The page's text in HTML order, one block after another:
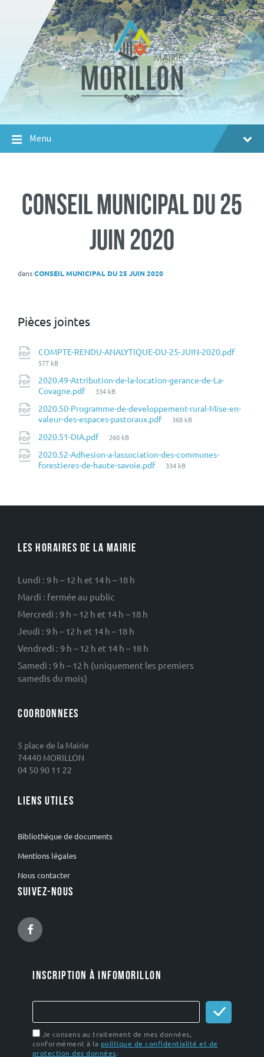
navigation
principale
Menu
Conseil Municipal du 25
juin 2020
dansCONSEIL MUNICIPAL DU 25 JUIN 2020
Pièces jointes
COMPTE-RENDU-ANALYTIQUE-DU-25-JUIN-2020.pdf
577 kB
2020.49-Attribution-de-la-location-gerance-de-La-
Covagne.pdf
Taille
fichier:
334 kB
2020.50-Programme-de-developpement-rural-Mise-en-
valeur-des-espaces-pastoraux.pdf
Taille
368 kB
2020.51-DIA.pdf
Taille
fichier:
260 kB
2020.52-Adhesion-a-lassociation-des-communes-
forestieres-de-haute-savoie.pdf
Taille
334 kB
LES HORAIRES DE LA MAIRIE
Lundi : 9 h – 12 h et 14 h – 18 h
Mardi : fermée au public
Mercredi : 9 h – 12 h et 14 h – 18 h
Jeudi : 9 h – 12 h et 14 h – 18 h
Vendredi : 9 h – 12 h et 14 h – 18 h
Samedi : 9 h – 12 h (uniquement les premiers
samedis du mois)
COORDONNEES
5 place de la Mairie
74440 MORILLON
04 50 90 11 22
LIENS UTILES
Bibliothèque de documents
Mentions légales
Nous contacter
SUIVEZ-NOUS
Facebook
INSCRIPTION À INFOMORILLON
Je consens au traitement de mes données,
conformément à la politique de confidentialité et de
protection des données.